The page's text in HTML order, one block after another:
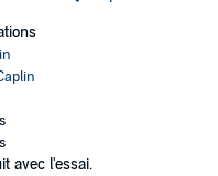
avec l'essai.